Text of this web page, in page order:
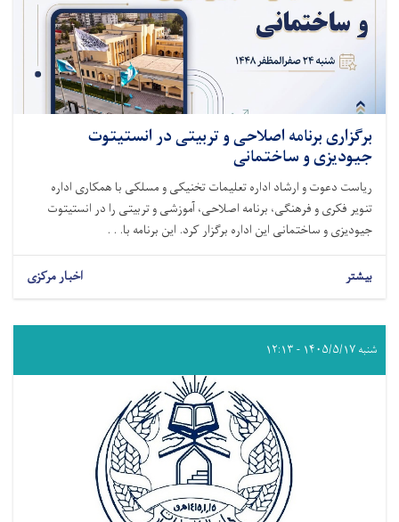
برگزاری برنامه اصلاحی و تربیتی در انستیتوت
جیودیزی و ساختمانی
ریاست دعوت و ارشاد اداره تعلیمات تخنیکی و مسلکی با همکاری اداره
تنویر فکری و فرهنگی، برنامه اصلاحی، آموزشی و تربیتی را در انستیتوت
جیودیزی و ساختمانی این اداره برگزار کرد. این برنامه با. . .
بیشتر اخبار مرکزی
شنبه ۱۴۰۵/۵/۱۷ - ۱۲:۱۳